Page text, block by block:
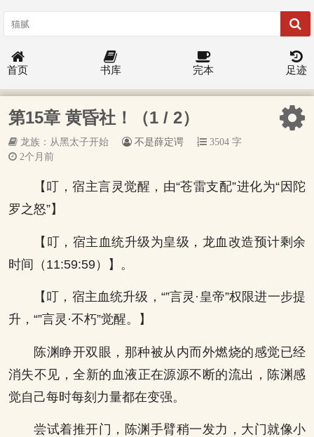
首页 书库 完本 足迹
第15章 黄昏社！（1 / 2）
龙族：从黑太子开始 不是薛定谔
3504 字
2个月前
【叮，宿主言灵觉醒，由“苍雷支配”进化为“因陀
罗之怒”】
【叮，宿主血统升级为皇级，龙血改造预计剩余
时间（11:59:59）】。
【叮，宿主血统升级，“”言灵·皇帝”权限进一步提
升，“”言灵·不朽”觉醒。】
陈渊睁开双眼，那种被从内而外燃烧的感觉已经
消失不见，全新的血液正在源源不断的流出，陈渊感
觉自己每时每刻力量都在变强。
尝试着推开门，陈渊手臂稍一发力，大门就像小